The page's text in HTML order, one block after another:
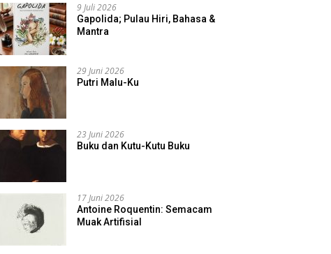
9 Juli 2026
Gapolida; Pulau Hiri, Bahasa &
Mantra
29 Juni 2026
Putri Malu-Ku
23 Juni 2026
Buku dan Kutu-Kutu Buku
17 Juni 2026
Antoine Roquentin: Semacam
Muak Artifisial